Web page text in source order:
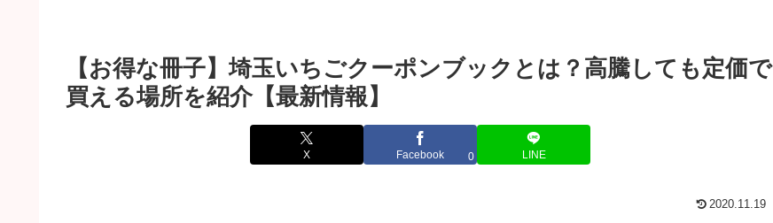
【お得な冊子】埼玉いちごクーポンブックとは？高騰しても定価で
買える場所を紹介【最新情報】
X Facebook 0 LINE
2020.11.19